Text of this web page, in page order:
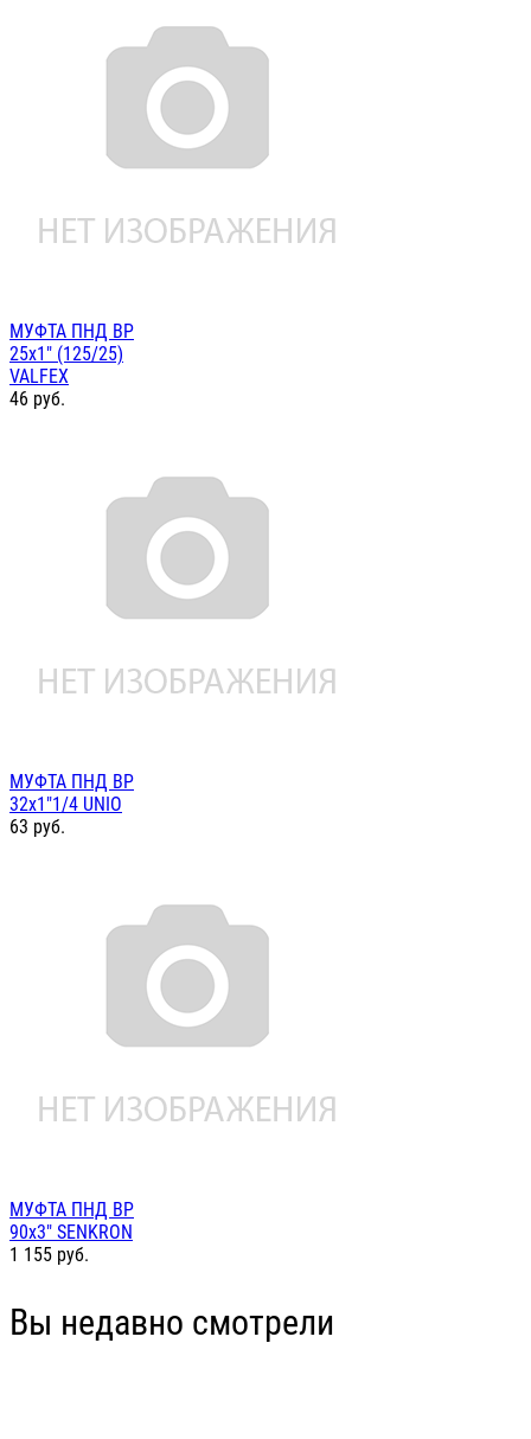
МУФТА ПНД ВР
25х1" (125/25)
VALFEX
46 руб.
МУФТА ПНД ВР
32х1"1/4 UNIO
63 руб.
МУФТА ПНД ВР
90х3" SENKRON
1 155 руб.
Вы недавно смотрели